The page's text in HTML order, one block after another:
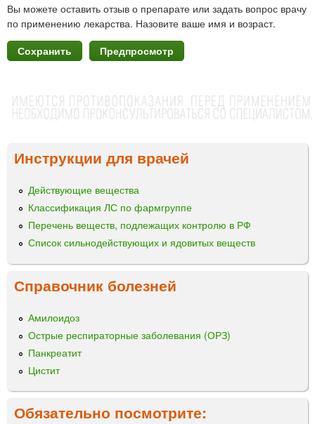
Вы можете оставить отзыв о препарате или задать вопрос врачу
по применению лекарства. Назовите ваше имя и возраст.
Инструкции для врачей
Действующие вещества
Классификация ЛС по фармгруппе
Перечень веществ, подлежащих контролю в РФ
Список сильнодействующих и ядовитых веществ
Справочник болезней
Амилоидоз
Острые респираторные заболевания (ОРЗ)
Панкреатит
Цистит
Обязательно посмотрите: